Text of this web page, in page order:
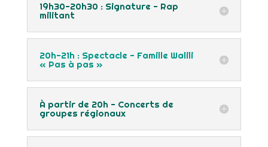
19h30-20h30 : Signature - Rap
militant
20h-21h : Spectacle - Famille Walili
« Pas à pas »
À partir de 20h - Concerts de
groupes régionaux